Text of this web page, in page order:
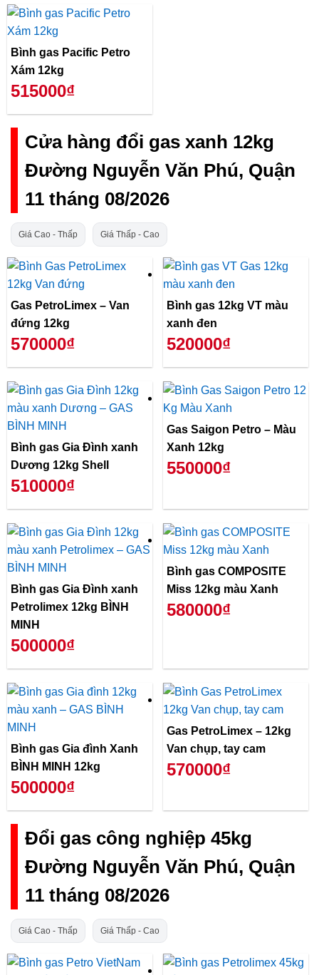
Bình gas Pacific Petro
Xám 12kg
515000₫
Cửa hàng đổi gas xanh 12kg
Đường Nguyễn Văn Phú, Quận
11 tháng 08/2026
Giá Cao - Thấp Giá Thấp - Cao
Gas PetroLimex – Van
đứng 12kg
570000₫
Bình gas 12kg VT màu
xanh đen
520000₫
Bình gas Gia Đình xanh
Dương 12kg Shell
510000₫
Gas Saigon Petro – Màu
Xanh 12kg
550000₫
Bình gas Gia Đình xanh
Petrolimex 12kg BÌNH
MINH
500000₫
Bình gas COMPOSITE
Miss 12kg màu Xanh
580000₫
Bình gas Gia đình Xanh
BÌNH MINH 12kg
500000₫
Gas PetroLimex – 12kg
Van chụp, tay cam
570000₫
Đổi gas công nghiệp 45kg
Đường Nguyễn Văn Phú, Quận
11 tháng 08/2026
Giá Cao - Thấp Giá Thấp - Cao